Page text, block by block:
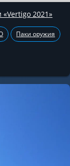
«Vertigo 2021»
Паки оружия